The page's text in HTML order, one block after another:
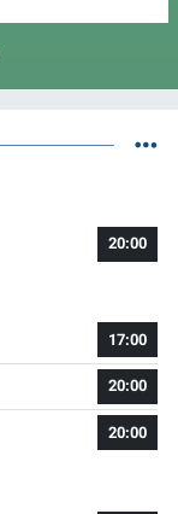
20:00
17:00
20:00
20:00